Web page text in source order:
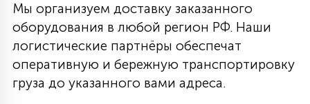
Мы организуем доставку заказанного
оборудования в любой регион РФ. Наши
логистические партнёры обеспечат
оперативную и бережную транспортировку
груза до указанного вами адреса.